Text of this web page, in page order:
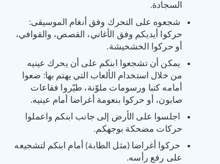
السجادة.
شجعوه على التحرك وفق أنغام الموسيقى:
حركوا أيديكم وفق الأغاني، القصص، والقوافي،
أو حركوا الخشخيشة.
يمكن أن تشجعوا ابنكم على أن يحرك عينيه
من خلال استخدام الألعاب التي يهتم بها: ضعوا
أمامه كتبا ورسومات ملوّنة، طيّروا فقاعات
صابون، أو حركوا بنعومة أغراضا أمام عينيه.
اجلسوا على الأرض إلى جانب ابنكم واعملوا
حركات مضحكة بوجهكم.
حركوا أغراضا (مثل الطابة) أمام ابنكم لتشجيعه
على رفع رأسه.